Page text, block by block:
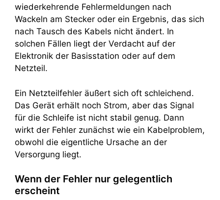
wiederkehrende Fehlermeldungen nach
Wackeln am Stecker oder ein Ergebnis, das sich
nach Tausch des Kabels nicht ändert. In
solchen Fällen liegt der Verdacht auf der
Elektronik der Basisstation oder auf dem
Netzteil.
Ein Netzteilfehler äußert sich oft schleichend.
Das Gerät erhält noch Strom, aber das Signal
für die Schleife ist nicht stabil genug. Dann
wirkt der Fehler zunächst wie ein Kabelproblem,
obwohl die eigentliche Ursache an der
Versorgung liegt.
Wenn der Fehler nur gelegentlich
erscheint